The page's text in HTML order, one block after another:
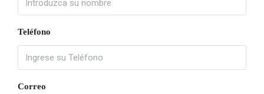
Teléfono
Correo